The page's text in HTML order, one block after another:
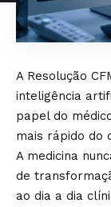
A Resolução
inteligência
papel do
mais rápido do
A medicina
de
ao dia a dia